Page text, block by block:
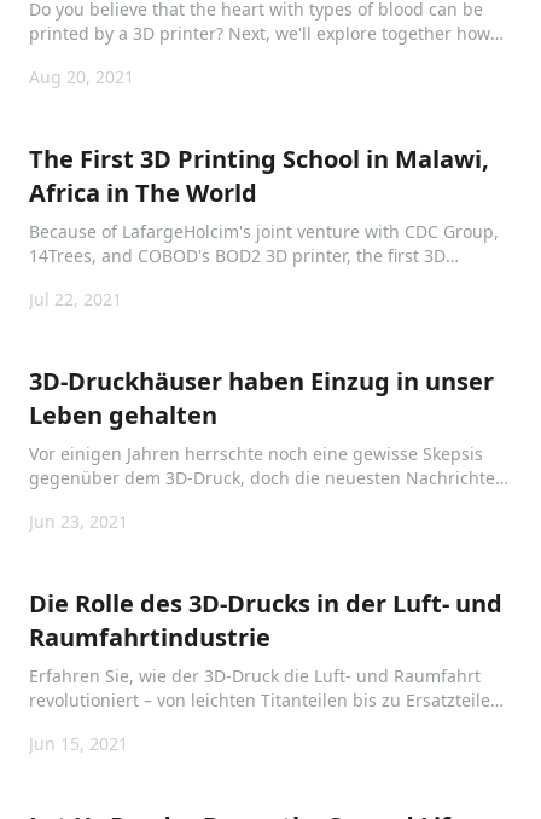
Do you believe that the heart with types of blood can be
printed by a 3D printer? Next, we'll explore together how
Aug 20, 2021
The First 3D Printing School in Malawi,
Africa in The World
Because of LafargeHolcim's joint venture with CDC Group,
14Trees, and COBOD's BOD2 3D printer, the first 3D
Jul 22, 2021
3D-Druckhäuser haben Einzug in unser
Leben gehalten
Vor einigen Jahren herrschte noch eine gewisse Skepsis
gegenüber dem 3D-Druck, doch die neuesten Nachrichten
Technologie handelt. Das erste 3D-gedruckte Haus in den
Jun 23, 2021
Die Rolle des 3D-Drucks in der Luft- und
Raumfahrtindustrie
Erfahren Sie, wie der 3D-Druck die Luft- und Raumfahrt
revolutioniert – von leichten Titanteilen bis zu Ersatzteilen
Jun 15, 2021